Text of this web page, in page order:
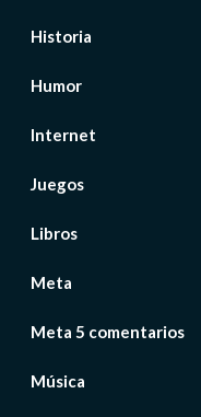
Historia
Humor
Internet
Juegos
Libros
Meta
Meta 5 comentarios
Música